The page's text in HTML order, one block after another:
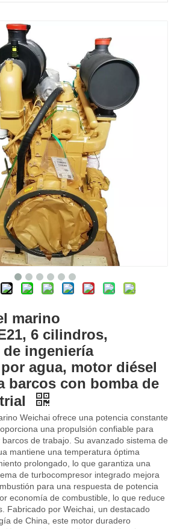
Para Weichai D226B-3C1 motor diésel marino refrigerado por agua 48hp 1800rpm para barcos refrigeración por agua posenfriamiento turboalimentado
Motor diésel marino WD10C170-15, 6 cilindros, maquinaria de ingeniería refrigerada por agua, motor diésel marino para barcos industriales con bomba de agua
marino
6 cilindros,
ingeniería
agua, motor diésel
barcos con bomba de
Weichai ofrece una potencia constante
una propulsión confiable para
de trabajo. Su avanzado sistema de
mantiene una temperatura óptima
prolongado, lo que garantiza una
de turbocompresor integrado mejora
para una respuesta de potencia
economía de combustible, lo que reduce
Fabricado por Weichai, un destacado
de China, este motor duradero